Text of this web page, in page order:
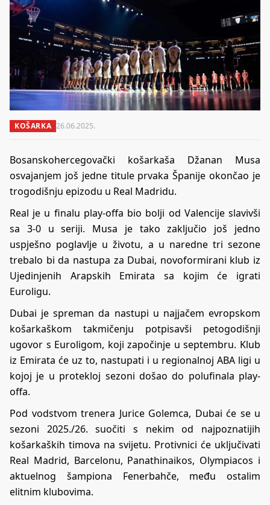
KOŠARKA 26.06.2025.
Bosanskohercegovački košarkaša Džanan Musa
osvajanjem još jedne titule prvaka Španije okončao je
trogodišnju epizodu u Real Madridu.
Real je u finalu play-offa bio bolji od Valencije slavivši
sa 3-0 u seriji. Musa je tako zaključio još jedno
uspješno poglavlje u životu, a u naredne tri sezone
trebalo bi da nastupa za Dubai, novoformirani klub iz
Ujedinjenih Arapskih Emirata sa kojim će igrati
Euroligu.
Dubai je spreman da nastupi u najjačem evropskom
košarkaškom takmičenju potpisavši petogodišnji
ugovor s Euroligom, koji započinje u septembru. Klub
iz Emirata će uz to, nastupati i u regionalnoj ABA ligi u
kojoj je u protekloj sezoni došao do polufinala play-
offa.
Pod vodstvom trenera Jurice Golemca, Dubai će se u
sezoni 2025./26. suočiti s nekim od najpoznatijih
košarkaških timova na svijetu. Protivnici će uključivati
Real Madrid, Barcelonu, Panathinaikos, Olympiacos i
aktuelnog šampiona Fenerbahče, među ostalim
elitnim klubovima.